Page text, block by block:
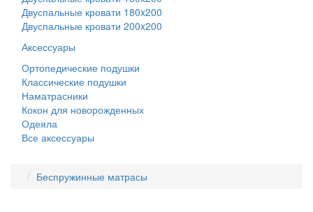
Двуспальные кровати 180x200
Двуспальные кровати 200x200
Аксессуары
Ортопедические подушки
Классические подушки
Наматрасники
Кокон для новорожденных
Одеяла
Все аксессуары
Беспружинные матрасы